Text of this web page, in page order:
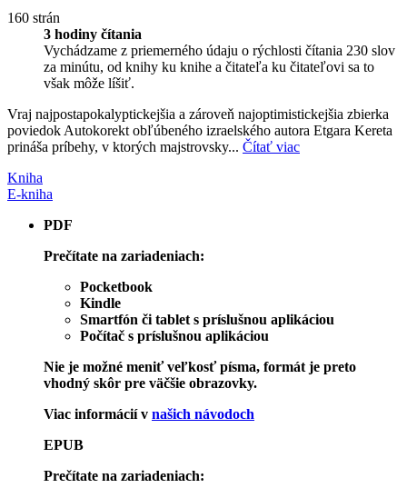
160 strán
3 hodiny čítania
Vychádzame z priemerného údaju o rýchlosti čítania 230 slov
za minútu, od knihy ku knihe a čitateľa ku čitateľovi sa to
však môže líšiť.
Vraj najpostapokalyptickejšia a zároveň najoptimistickejšia zbierka
poviedok Autokorekt obľúbeného izraelského autora Etgara Kereta
prináša príbehy, v ktorých majstrovsky... Čítať viac
Kniha
E-kniha
PDF
Prečítate na zariadeniach:
Pocketbook
Kindle
Smartfón či tablet s príslušnou aplikáciou
Počítač s príslušnou aplikáciou
Nie je možné meniť veľkosť písma, formát je preto
vhodný skôr pre väčšie obrazovky.
Viac informácií v našich návodoch
EPUB
Prečítate na zariadeniach: